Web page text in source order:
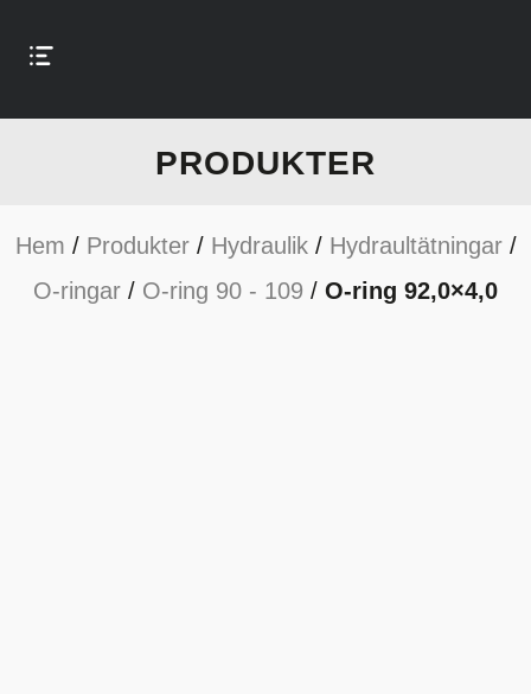
PRODUKTER
Hem / Produkter/ Hydraulik/ Hydraultätningar/
O-ringar / O-ring 90 - 109 / O-ring 92,0×4,0